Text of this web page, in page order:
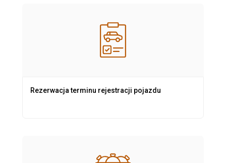
Rezerwacja terminu rejestracji pojazdu